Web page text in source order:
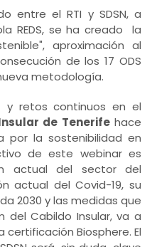
entre el RTI y SDSN, a
REDS, se ha creado la
aproximación al
de los 17 ODS
metodología.
y retos continuos en el
de Tenerifehace
por la sostenibilidad en
de este webinar es
actual del sector del
actual del Covid-19, su
2030 y las medidas que
del Cabildo Insular, va a
Biosphere. El